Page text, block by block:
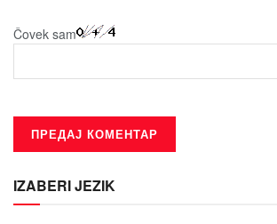
Čovek sam
IZABERI JEZIK